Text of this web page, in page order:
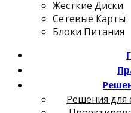
Жесткие Диски
Сетевые Карты
Блоки Питания
Решения для